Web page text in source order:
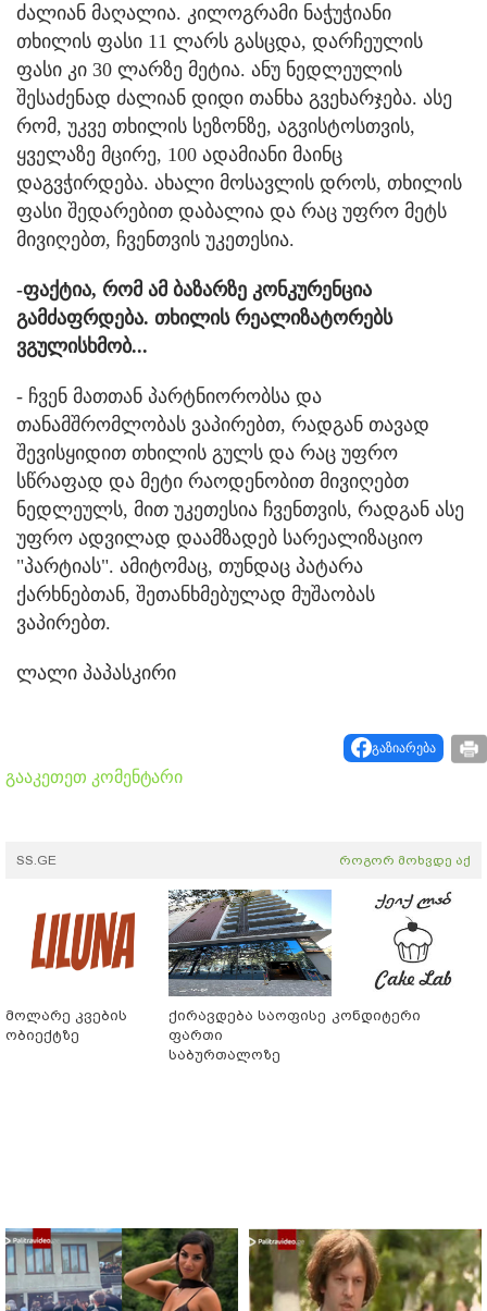
ძალიან მაღალია. კილოგრამი ნაჭუჭიანი
თხილის ფასი 11 ლარს გასცდა, დარჩეულის
ფასი კი 30 ლარზე მეტია. ანუ ნედლეულის
შესაძენად ძალიან დიდი თანხა გვეხარჯება. ასე
რომ, უკვე თხილის სეზონზე, აგვისტოსთვის,
ყველაზე მცირე, 100 ადამიანი მაინც
დაგვჭირდება. ახალი მოსავლის დროს, თხილის
ფასი შედარებით დაბალია და რაც უფრო მეტს
მივიღებთ, ჩვენთვის უკეთესია.
-ფაქტია, რომ ამ ბაზარზე კონკურენცია
გამძაფრდება. თხილის რეალიზატორებს
ვგულისხმობ...
- ჩვენ მათთან პარტნიორობსა და
თანამშრომლობას ვაპირებთ, რადგან თავად
შევისყიდით თხილის გულს და რაც უფრო
სწრაფად და მეტი რაოდენობით მივიღებთ
ნედლეულს, მით უკეთესია ჩვენთვის, რადგან ასე
უფრო ადვილად დაამზადებ სარეალიზაციო
"პარტიას". ამიტომაც, თუნდაც პატარა
ქარხნებთან, შეთანხმებულად მუშაობას
ვაპირებთ.
ლალი პაპასკირი
გაზიარება
გააკეთეთ კომენტარი
SS.GE როგორ მოხვდე აქ
მოლარე კვების
ობიექტზე
ქირავდება საოფისე
ფართი
საბურთალოზე
კონდიტერი